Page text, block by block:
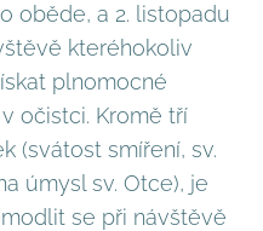
oběde, a 2. listopadu
kteréhokoliv
plnomocné
očistci. Kromě tří
(svátost smíření, sv.
úmysl sv. Otce), je
se při návštěvě